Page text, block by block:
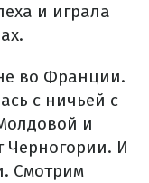
и играла
во Франции.
с ничьей с
и
Черногории. И
Смотрим